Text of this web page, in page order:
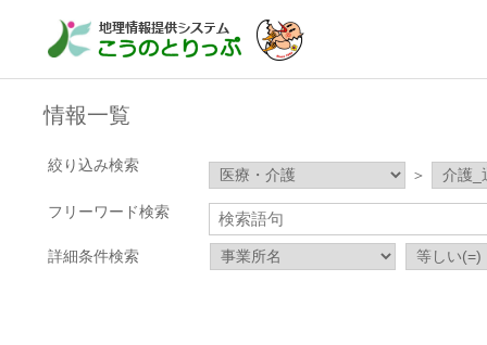
情報一覧
絞り込み検索
＞
フリーワード検索
詳細条件検索